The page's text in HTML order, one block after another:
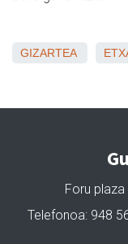
GIZARTEA
Foru
Telefonoa: 948